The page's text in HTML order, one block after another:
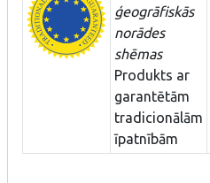
ģeogrāfiskās
norādes
shēmas
Produkts ar
garantētām
tradicionālām
īpatnībām